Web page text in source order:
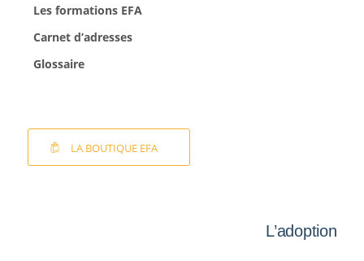
Les formations EFA
Carnet d’adresses
Glossaire
LA BOUTIQUE EFA
L’adoption